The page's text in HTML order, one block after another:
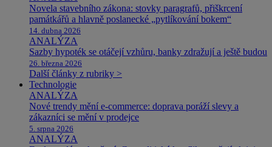
Novela stavebního zákona: stovky paragrafů, přiškrcení
památkářů a hlavně poslanecké „pytlíkování bokem“
14. dubna 2026
ANALÝZA
Sazby hypoték se otáčejí vzhůru, banky zdražují a ještě budou
26. března 2026
Další články z rubriky >
Technologie
ANALÝZA
Nové trendy mění e-commerce: doprava poráží slevy a
zákazníci se mění v prodejce
5. srpna 2026
ANALÝZA